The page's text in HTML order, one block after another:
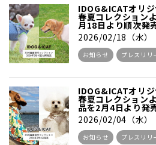
IDOG&ICATオリ
春夏コレクション
月18日より順次発
2026/02/18（水）
お知らせ プレスリリ
IDOG&ICATオリ
春夏コレクション
品を2月4日より発
2026/02/04（水）
お知らせ プレスリリ